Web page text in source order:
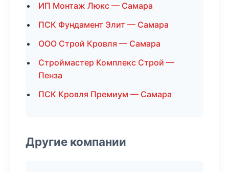
ИП Монтаж Люкс — Самара
ПСК Фундамент Элит — Самара
ООО Строй Кровля — Самара
Строймастер Комплекс Строй —
Пенза
ПСК Кровля Премиум — Самара
Другие компании